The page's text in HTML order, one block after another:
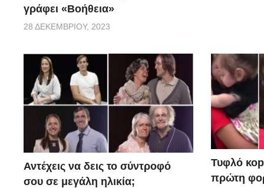
γράφει «Βοήθεια»
28 ΔΕΚΕΜΒΡΊΟΥ, 2023
Αντέχεις να δεις το σύντροφό
σου σε μεγάλη ηλικία;
Τυφλό
πρώτη